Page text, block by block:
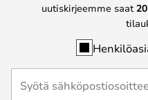
uutiskirjeemme saat